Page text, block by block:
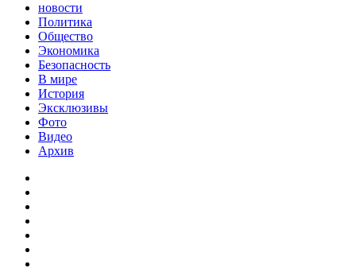
новости
Политика
Общество
Экономика
Безопасность
В мире
История
Эксклюзивы
Фото
Видео
Архив